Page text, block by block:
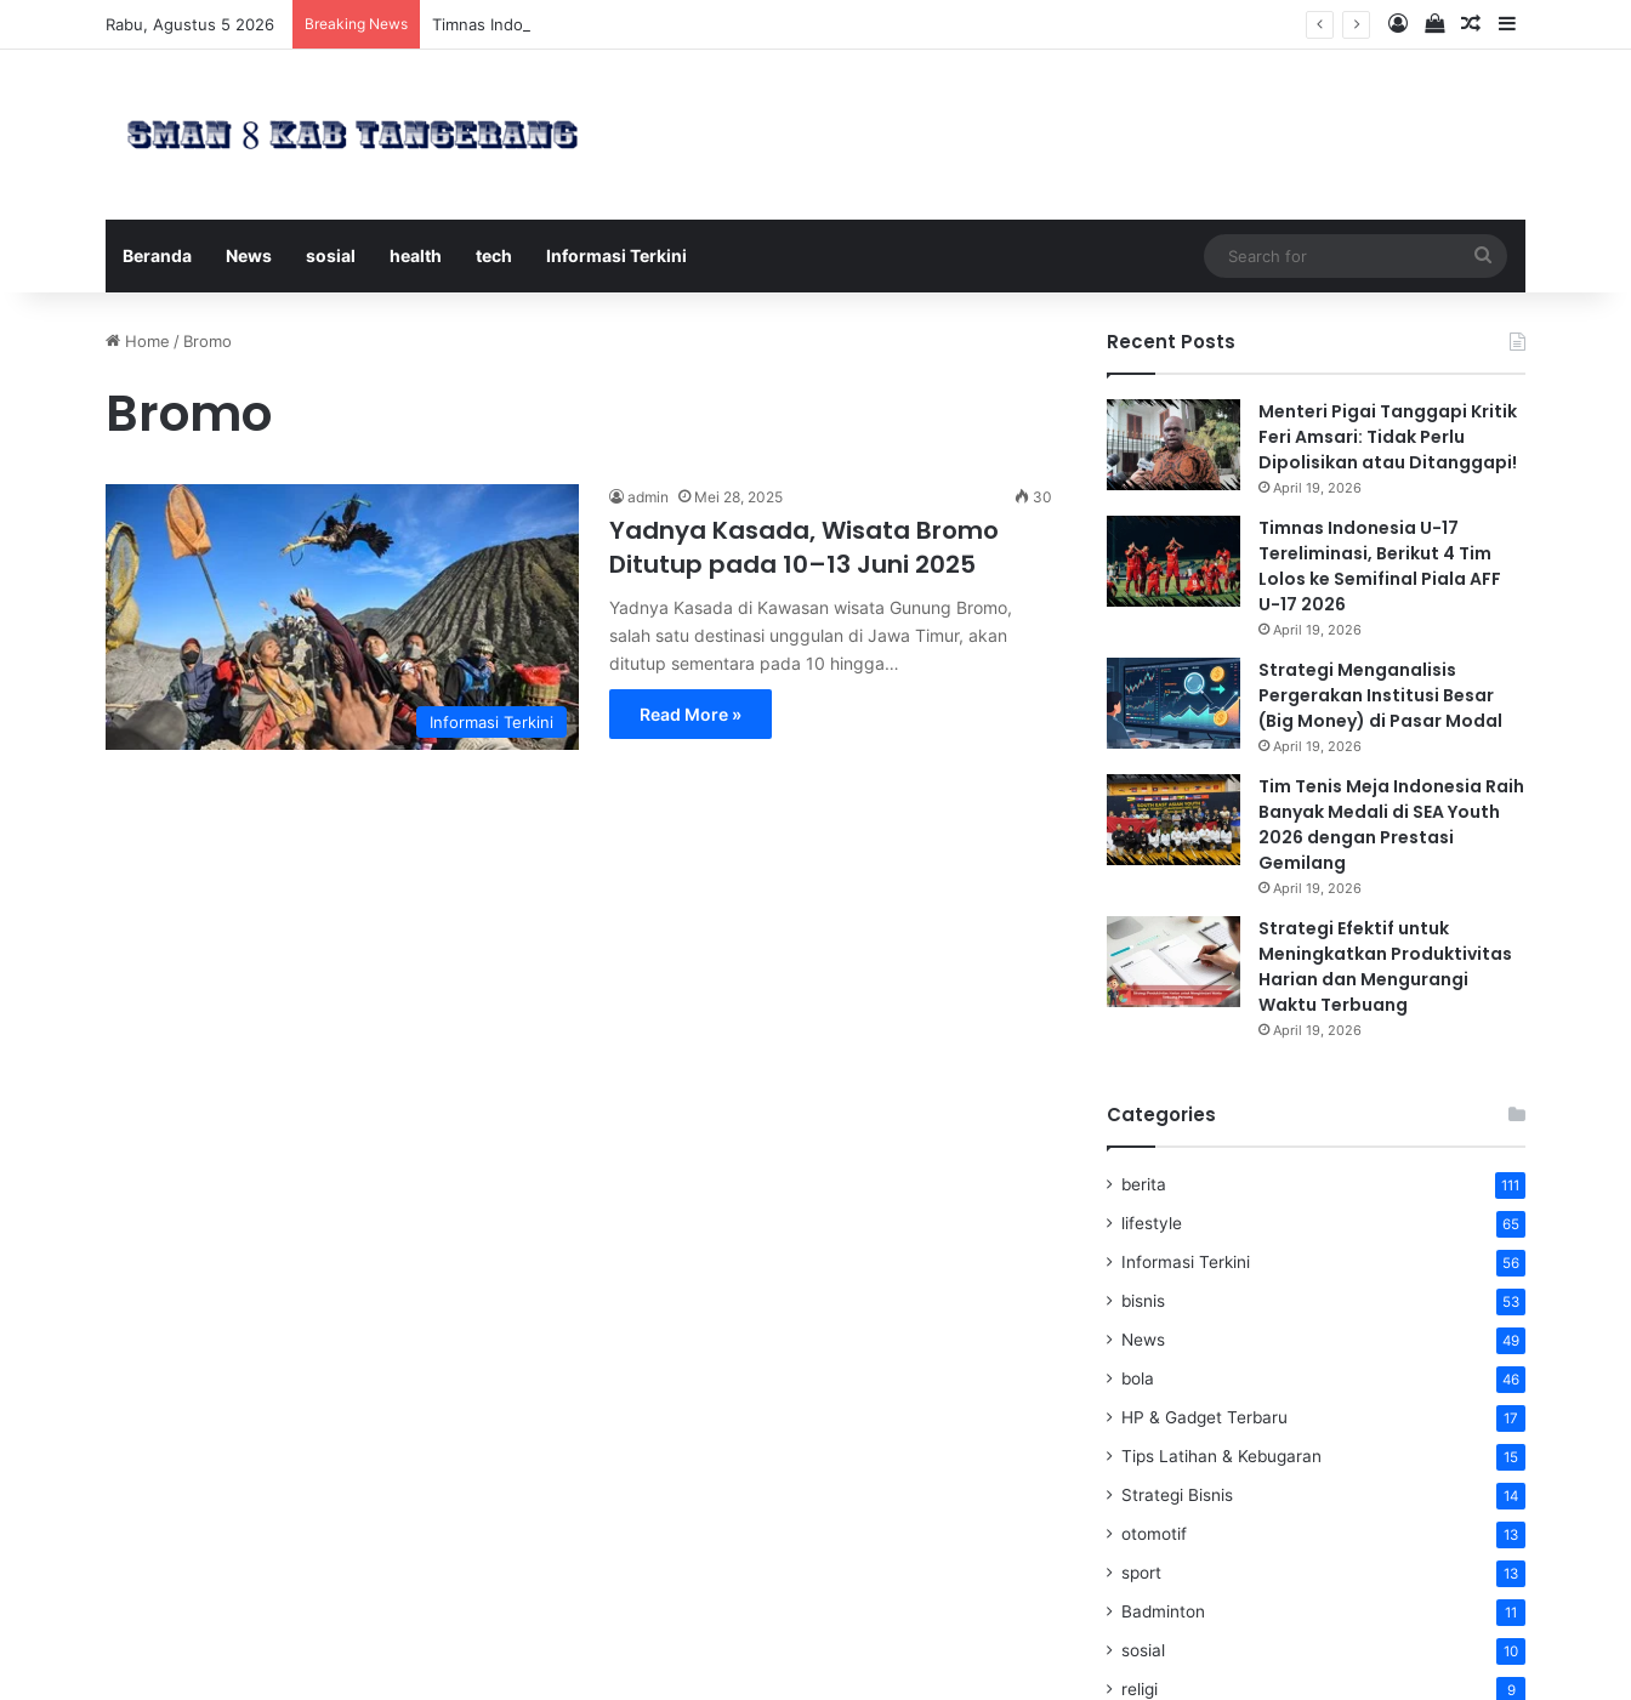
Rabu, Agustus 5 2026 Breaking News Timnas Indonesia U-17 Tereliminasi, Berikut 4 Tim Lolos ke Semifinal Piala AFF U-17 2026 Log InView your
Random Article
Sidebar
Beranda News sosial health tech Informasi Terkini
for
Home / Bromo
Bromo
Informasi Terkini
admin Mei 28, 2025 30
Yadnya Kasada, Wisata Bromo
Ditutup pada 10–13 Juni 2025
Yadnya Kasada di Kawasan wisata Gunung Bromo,
salah satu destinasi unggulan di Jawa Timur, akan
ditutup sementara pada 10 hingga…
Read More »
Recent Posts
Menteri Pigai Tanggapi Kritik
Feri Amsari: Tidak Perlu
Dipolisikan atau Ditanggapi!
April 19, 2026
Timnas Indonesia U-17
Tereliminasi, Berikut 4 Tim
Lolos ke Semifinal Piala AFF
U-17 2026
April 19, 2026
Strategi Menganalisis
Pergerakan Institusi Besar
(Big Money) di Pasar Modal
April 19, 2026
Tim Tenis Meja Indonesia Raih
Banyak Medali di SEA Youth
2026 dengan Prestasi
Gemilang
April 19, 2026
Strategi Efektif untuk
Meningkatkan Produktivitas
Harian dan Mengurangi
Waktu Terbuang
April 19, 2026
Categories
berita 111
lifestyle 65
Informasi Terkini 56
bisnis 53
News 49
bola 46
HP & Gadget Terbaru 17
Tips Latihan & Kebugaran 15
Strategi Bisnis 14
otomotif 13
sport 13
Badminton 11
sosial 10
religi 9